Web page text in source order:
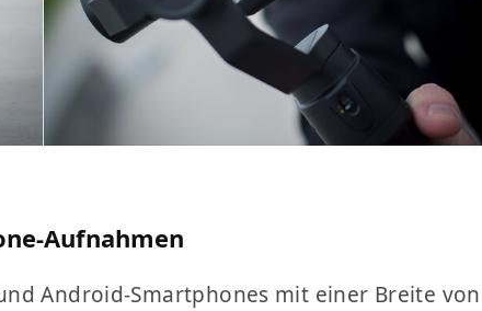
Aufnahmen
Android-Smartphones mit einer Breite von